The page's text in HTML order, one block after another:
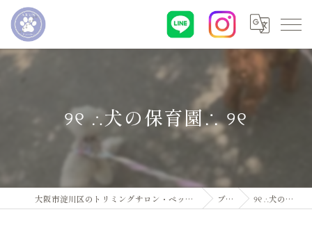
୨୧ ∴犬の保育園∴ ୨୧
大阪市淀川区のトリミングサロン・ペットサロンならDogsalon ARUN ブログ ୨୧ ∴犬の保育園∴ ୨୧